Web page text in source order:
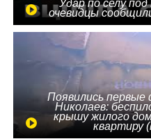
Удар по селу
очевидцы
Появились
Николаев:
крышу жилого
квартиру